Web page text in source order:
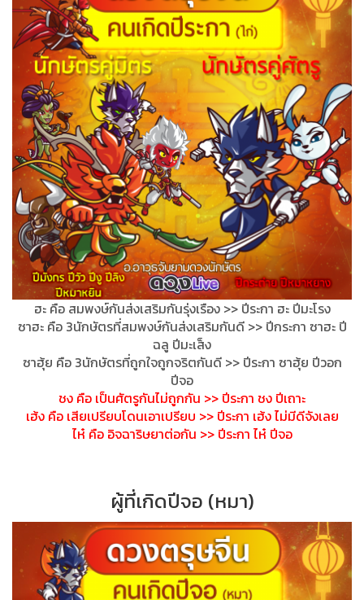
ฮะ คือ สมพงษ์กันส่งเสริมกันรุ่งเรือง >> ปีระกา ฮะ ปีมะโรง
ซาฮะ คือ 3นักษัตรที่สมพงษ์กันส่งเสริมกันดี >> ปีกระกา ซาฮะ ปี
ฉลู ปีมะเส็ง
ซาฮุ้ย คือ 3นักษัตรที่ถูกใจถูกจริตกันดี >> ปีระกา ซาฮุ้ย ปีวอก
ปีจอ
ชง คือ เป็นศัตรูกันไม่ถูกกัน >> ปีระกา ชง ปีเถาะ
เฮ้ง คือ เสียเปรียบโดนเอาเปรียบ >> ปีระกา เฮ้ง ไม่มีดีจังเลย
ไห๋ คือ อิจฉาริษยาต่อกัน >> ปีระกา ไห๋ ปีจอ
ผู้ที่เกิดปีจอ (หมา)